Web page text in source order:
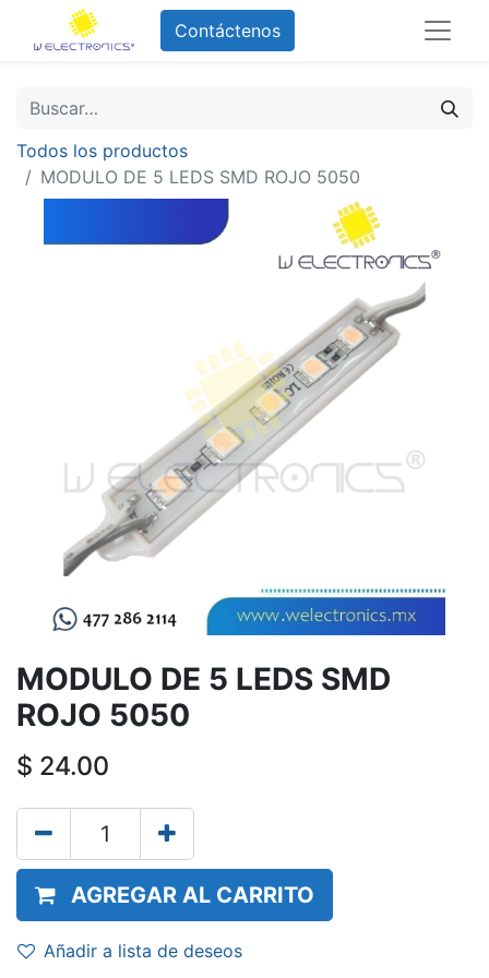
Contáctenos
Todos los productos
MODULO DE 5 LEDS SMD ROJO 5050
MODULO DE 5 LEDS SMD
ROJO 5050
$ 24.00
AGREGAR AL CARRITO
Añadir a lista de deseos